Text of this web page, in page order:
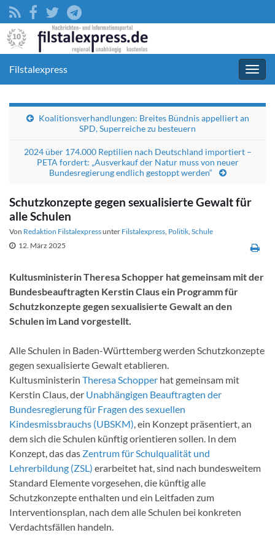
Filstalexpress
Koalitionsverhandlungen: Breites Bündnis appelliert an
SPD, Superreiche zu besteuern
2024 über 174.000 Reptilien nach Deutschland importiert –
PETA fordert: „Ausverkauf der Natur muss von neuer
Bundesregierung endlich gestoppt werden“
Schutzkonzepte gegen sexualisierte Gewalt für
alle Schulen
Von Redaktion Filstalexpressunter Filstalexpress, Politik, Schule
12. März 2025
Kultusministerin Theresa Schopper hat gemeinsam mit der
Bundesbeauftragten Kerstin Claus ein Programm für
Schutzkonzepte gegen sexualisierte Gewalt an den
Schulen im Land vorgestellt.
Alle Schulen in Baden-Württemberg werden Schutzkonzepte
gegen sexualisierte Gewalt etablieren.
Kultusministerin Theresa Schopper hat gemeinsam mit
Kerstin Claus, der Unabhängigen Beauftragten der
Bundesregierung für Fragen des sexuellen
Kindesmissbrauchs (UBSKM), ein Konzept präsentiert, an
dem sich die Schulen künftig orientieren sollen. In dem
Konzept, das das Zentrum für Schulqualität und
Lehrerbildung (ZSL) erarbeitet hat, sind nach bundesweitem
Standard Elemente vorgesehen, die künftig alle
Schutzkonzepte enthalten und ein Leitfaden zum
Interventionsplan, nach dem alle Schulen bei konkreten
Verdachtsfällen handeln.